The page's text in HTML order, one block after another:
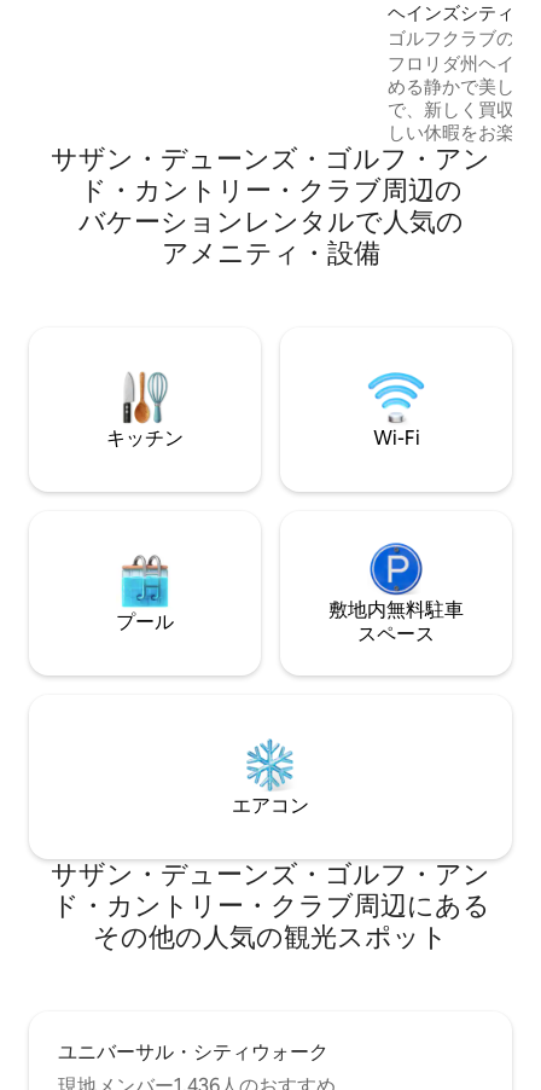
ムにはHDTVが備わっています。 洗濯機
と乾燥機。3/4エーカーの庭は完全にフェ
ンスで囲まれており、子供が遊ぶのに十
分なスペースがあります。 キーパッドを
使ったセルフチェックイン。
ヘインズシティー
ゴルフクラブのプ
ダ
フロリダ州ヘイン
める静かで美しい
で、新しく買収・
しい休暇をお楽し
ル、フルキッチン
ります。 距離： ウォルマート・スーパー
センター1マイル/
で17マイル。 サ
サザン・デューンズ・ゴルフ・アン
ド・カントリー・クラブ⁠周⁠辺⁠の
バ⁠ケ⁠ー⁠シ⁠ョ⁠ン⁠レ⁠ン⁠タ⁠ル⁠で人⁠気⁠の
ア⁠メ⁠ニ⁠テ⁠ィ⁠・⁠設⁠備
キッチン Wi-Fi
プール
敷地内無料駐⁠車
ス⁠ペ⁠ー⁠ス
エアコン
サザン・デューンズ・ゴルフ・アン
ド・カントリー・クラブ⁠周⁠辺⁠に⁠あ⁠る
そ⁠の⁠他⁠の人⁠気⁠の観⁠光⁠ス⁠ポ⁠ッ⁠ト
ユニバーサル・シティウォーク